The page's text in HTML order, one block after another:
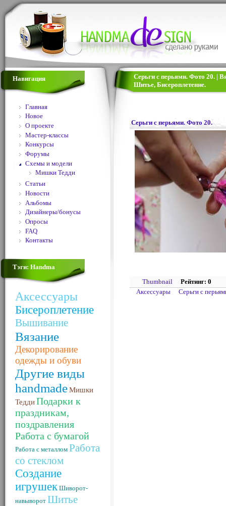
Навигация
Главная
Новое
О проекте
Мастер-классы
Конкурсы
Форумы
Схемы и модели
Мишки Тедди
Статьи
Новости
Альбомы
Дизайнеры/бонусы
Опросы
FAQ
Контакты
Тэги: Handma
Аксессуары
Бисероплетение
Вышивание
Вязание
Декорирование
одежды и обуви
Другие виды
handmadeМишки
ТеддиПодарки к
праздникам,
поздравления
Работа с бумагой
Работа с металлом Работа
со стеклом
Создание
игрушек Шиворот-
навыворот Шитье
Серьги с перьями. Фото 20. |
Шитье, Бисероплетение.
Серьги с перьями. Фото 20.
Thumbnail
Рейтинг: 0
Аксессуары
Серьги с